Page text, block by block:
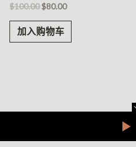
评
分
0
&sol;
$100.00$80.00
加入购物车